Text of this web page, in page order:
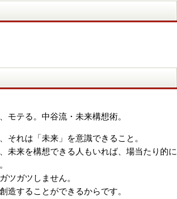
モテる。中谷流・未来構想術。
それは「未来」を意識できること。
未来を構想できる人もいれば、場当たり的に
ツガツしません。
造することができるからです。